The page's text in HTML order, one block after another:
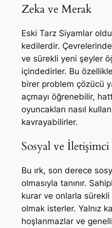
Zeka ve Merak
Eski Tarz Siyamlar
kedilerdir.
ve sürekli yeni şeyler
içindedirler. Bu
birer problem çözücü
açmayı öğrenebilir,
oyuncakları nasıl
kavrayabilirler.
Sosyal ve İletişimci
Bu ırk, son derece
olmasıyla tanınır.
kurar ve onlarla
olmak isterler. Yalnız
hoşlanmazlar ve